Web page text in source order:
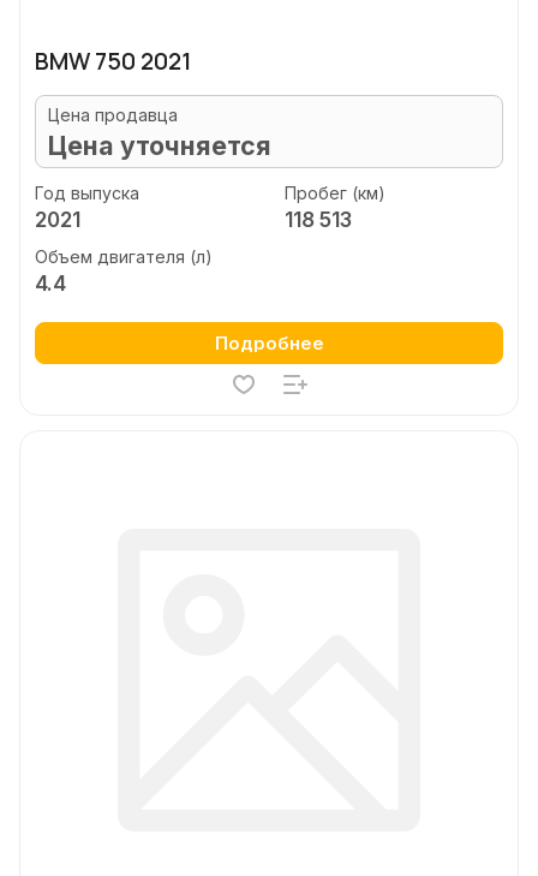
BMW 750 2021
Цена продавца
Цена уточняется
Год выпуска
2021
Пробег (км)
118 513
Объем двигателя (л)
4.4
Подробнее